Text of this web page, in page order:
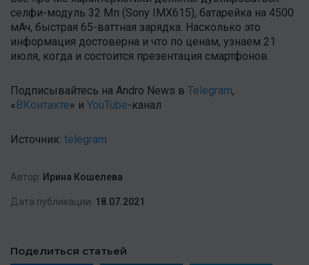
селфи-модуль 32 Мп (Sony IMX615), батарейка на 4500
мАч, быстрая 65-ваттная зарядка. Насколько это
информация достоверна и что по ценам, узнаем 21
июля, когда и состоится презентация смартфонов.
Подписывайтесь на Andro News в Telegram,
«ВКонтакте» и YouTube-канал
Источник: telegram
Автор: Ирина Кошелева
Дата публикации: 18.07.2021
Поделиться статьей